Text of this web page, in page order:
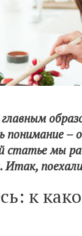
–
статье мы
к